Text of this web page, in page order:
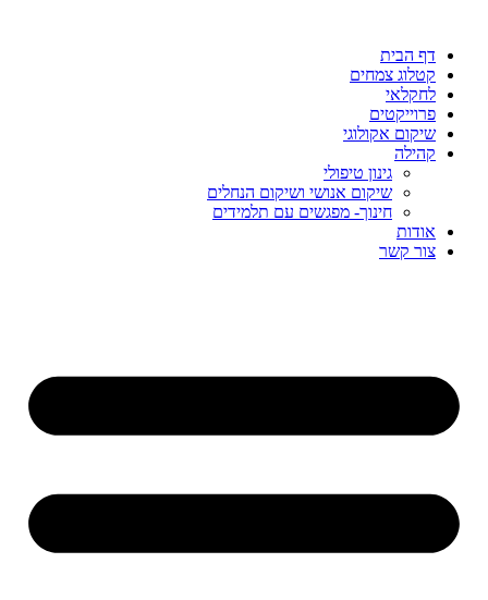
דף הבית
קטלוג צמחים
לחקלאי
פרוייקטים
שיקום אקולוגי
קהילה
גינון טיפולי
שיקום אנושי ושיקום הנחלים
חינוך- מפגשים עם תלמידים
אודות
צור קשר